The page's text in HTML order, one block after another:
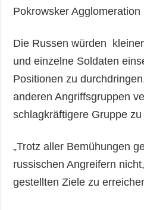
Pokrowsker
Die Russen würden
und einzelne Soldaten
Positionen zu
anderen Angriffsgruppen
schlagkräftigere Gruppe
„Trotz aller Bemühungen
russischen Angreifern
gestellten Ziele zu